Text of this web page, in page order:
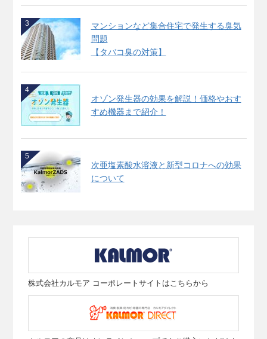
3
マンションなど集合住宅で発生する臭気
問題
【タバコ臭の対策】
4
オゾン発生器の効果を解説！価格やおす
すめ機器まで紹介！
5
次亜塩素酸水溶液と新型コロナへの効果
について
株式会社カルモア コーポレートサイトはこちらから